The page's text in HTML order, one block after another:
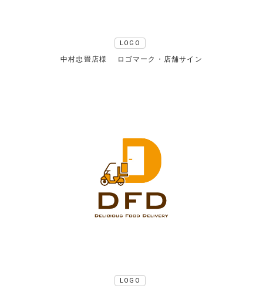
LOGO
中村忠畳店様 ロゴマーク・店舗サイン
LOGO